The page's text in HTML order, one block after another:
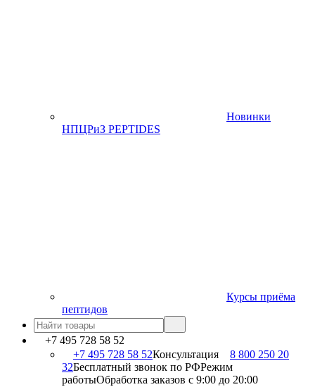
Новинки
НПЦРиЗ PEPTIDES
Курсы приёма
пептидов
+7 495 728 58 52
+7 495 728 58 52Консультация
8 800 250 20
32Бесплатный звонок по РФРежим
работыОбработка заказов с 9:00 до 20:00